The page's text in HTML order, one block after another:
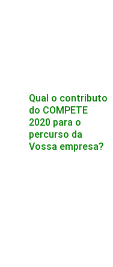
Qual o contributo
do COMPETE
2020 para o
percurso da
Vossa empresa?